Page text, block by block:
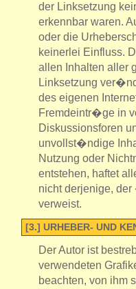
der Linksetzung
erkennbar waren.
oder die
keinerlei Einfluss.
allen Inhalten aller
Linksetzung
des eigenen
Fremdeintr�ge in
Diskussionsforen
unvollst�ndige
Nutzung oder
entstehen, haftet
nicht derjenige,
verweist.
[3.] URHEBER- UND
Der Autor ist
verwendeten
beachten, von ihm